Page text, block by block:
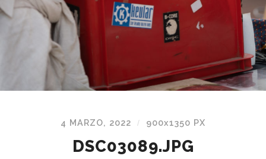
4 MARZO, 2022 / 900x1350 PX
DSC03089.JPG